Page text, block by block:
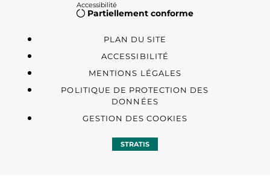
Accessibilité
Partiellement conforme
PLAN DU SITE
ACCESSIBILITÉ
MENTIONS LÉGALES
POLITIQUE DE PROTECTION DES
DONNÉES
GESTION DES COOKIES
STRATIS